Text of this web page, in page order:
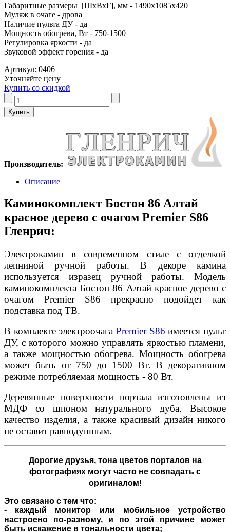
Габаритные размеры [ШxВxГ], мм - 1490x1085x420
Муляж в очаге - дрова
Наличие пульта ДУ - да
Мощность обогрева, Вт - 750-1500
Регулировка яркости - да
Звуковой эффект горения - да
Артикул: 0406
Уточняйте цену
Купить со скидкой
Производитель:
Описание
Каминокомплект Бостон 86 Алтай
красное дерево с очагом Premier S86
Гленрич:
Электрокамин в современном стиле с отделкой
лепниной ручной работы. В декоре камина
используется изразец ручной работы. Модель
каминокомплекта Бостон 86 Алтай красное дерево с
очагом Premier S86 прекрасно подойдет как
подставка под ТВ.
В комплекте электроочага Premier S86 имеется пульт
ДУ, с которого можно управлять яркостью пламени,
а также мощностью обогрева. Мощность обогрева
может быть от 750 до 1500 Вт. В декоративном
режиме потребляемая мощность - 80 Вт.
Деревянные поверхности портала изготовлены из
МДФ со шпоном натурального дуба. Высокое
качество изделия, а также красивый дизайн никого
не оставит равнодушным.
Дорогие друзья,тона цветов порталов на
фотографиях могут часто не совпадать с
оригиналом!
Это связано с тем что:
- каждый монитор или мобильное устройство
настроено по-разному, и по этой причине может
быть искажение в тональности цвета;